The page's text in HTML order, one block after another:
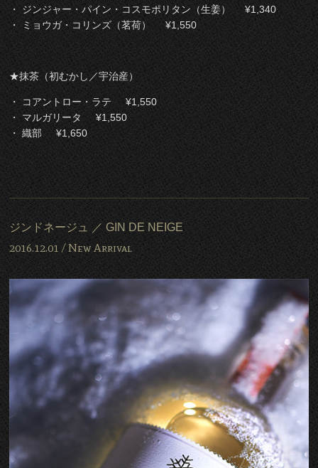
・ ジンジャー・パイン・コスモポリタン（生姜） ¥1,340
・ ミョウガ・コリンズ（茗荷） ¥1,550
★抹茶（初むかし／宇治産）
・ コアントロー・ラテ ¥1,550
・ マルガリータ ¥1,550
・ 織部 ¥1,650
ジンドネージュ ／ GIN DE NEIGE
2016.12.01 /New Arrival